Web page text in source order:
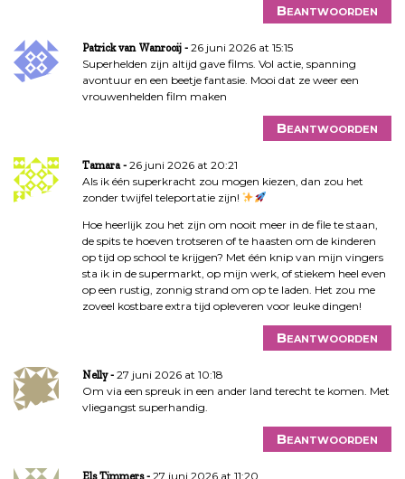
Beantwoorden
Patrick van Wanrooij
26 juni 2026 at 15:15
Superhelden zijn altijd gave films. Vol actie, spanning
avontuur en een beetje fantasie. Mooi dat ze weer een
vrouwenhelden film maken
Beantwoorden
Tamara
26 juni 2026 at 20:21
Als ik één superkracht zou mogen kiezen, dan zou het
zonder twijfel teleportatie zijn!
Hoe heerlijk zou het zijn om nooit meer in de file te staan,
de spits te hoeven trotseren of te haasten om de kinderen
op tijd op school te krijgen? Met één knip van mijn vingers
sta ik in de supermarkt, op mijn werk, of stiekem heel even
op een rustig, zonnig strand om op te laden. Het zou me
zoveel kostbare extra tijd opleveren voor leuke dingen!
Beantwoorden
Nelly
27 juni 2026 at 10:18
Om via een spreuk in een ander land terecht te komen. Met
vliegangst superhandig.
Beantwoorden
Els Timmers 27 juni 2026 at 11:20